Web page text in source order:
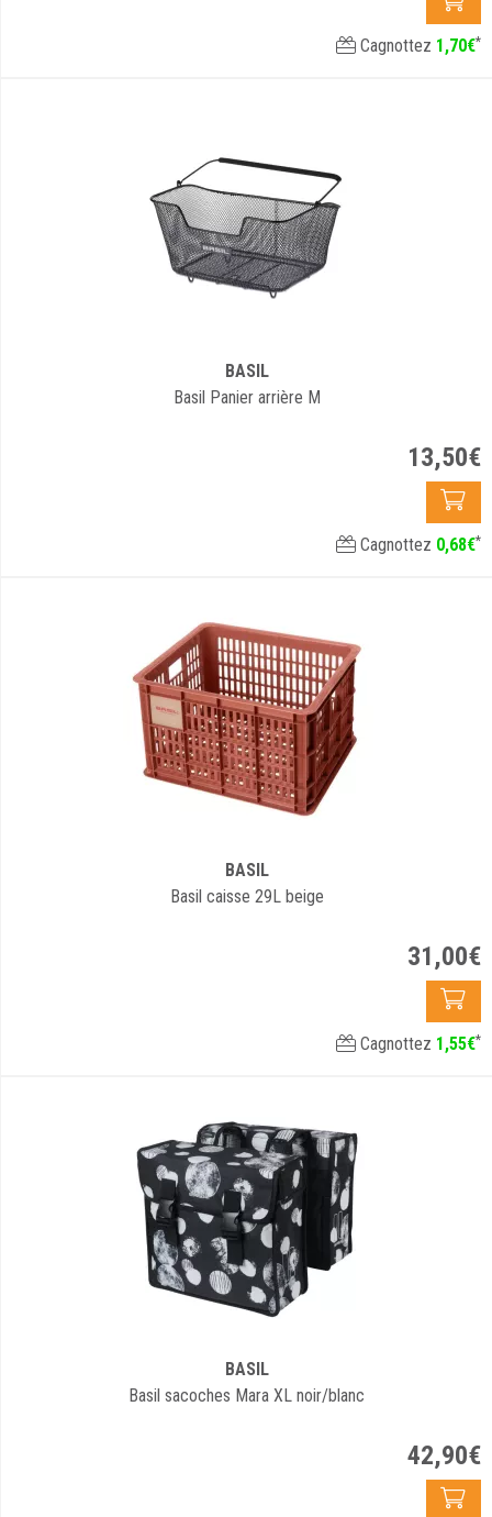
Cagnottez 1,70€*
BASIL
Basil Panier arrière M
13,50€
Cagnottez 0,68€*
BASIL
Basil caisse 29L beige
31,00€
Cagnottez 1,55€*
BASIL
Basil sacoches Mara XL noir/blanc
42,90€